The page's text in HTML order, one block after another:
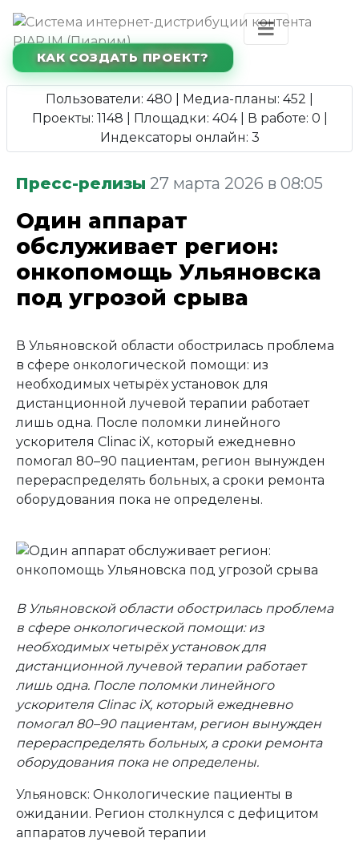
КАК СОЗДАТЬ ПРОЕКТ?
Пользователи: 480 | Медиа-планы: 452 |
Проекты: 1148 | Площадки: 404 | В работе: 0 |
Индексаторы онлайн: 3
Пресс-релизы 27 марта 2026 в 08:05
Один аппарат
обслуживает регион:
онкопомощь Ульяновска
под угрозой срыва
В Ульяновской области обострилась проблема
в сфере онкологической помощи: из
необходимых четырёх установок для
дистанционной лучевой терапии работает
лишь одна. После поломки линейного
ускорителя Clinac iX, который ежедневно
помогал 80–90 пациентам, регион вынужден
перераспределять больных, а сроки ремонта
оборудования пока не определены.
В Ульяновской области обострилась проблема
в сфере онкологической помощи: из
необходимых четырёх установок для
дистанционной лучевой терапии работает
лишь одна. После поломки линейного
ускорителя Clinac iX, который ежедневно
помогал 80–90 пациентам, регион вынужден
перераспределять больных, а сроки ремонта
оборудования пока не определены.
Ульяновск: Онкологические пациенты в
ожидании. Регион столкнулся с дефицитом
аппаратов лучевой терапии